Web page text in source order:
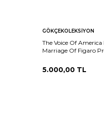
GÖKÇEKOLEKSIYON
The Voice Of
Marriage Of Figaro
5.000,00 TL